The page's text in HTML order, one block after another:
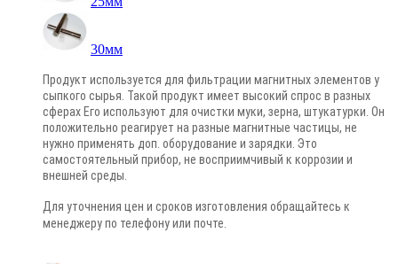
30мм
Продукт используется для фильтрации магнитных элементов у
сыпкого сырья. Такой продукт имеет высокий спрос в разных
сферах Его используют для очистки муки, зерна, штукатурки. Он
положительно реагирует на разные магнитные частицы, не
нужно применять доп. оборудование и зарядки. Это
самостоятельный прибор, не восприимчивый к коррозии и
внешней среды.
Для уточнения цен и сроков изготовления обращайтесь к
менеджеру по телефону или почте